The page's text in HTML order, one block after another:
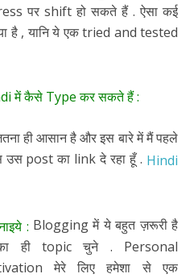
पर shift हो सकते हैं . ऐसा कई
है , यानि ये एक tried and tested
में कैसे Type कर सकते हैं :
ही आसान है और इस बारे में मैं पहले
उस post का link दे रहा हूँ . Hindi
: Blogging में ये बहुत ज़रूरी है
ही topic चुने . Personal
मेरे लिए हमेशा से एक